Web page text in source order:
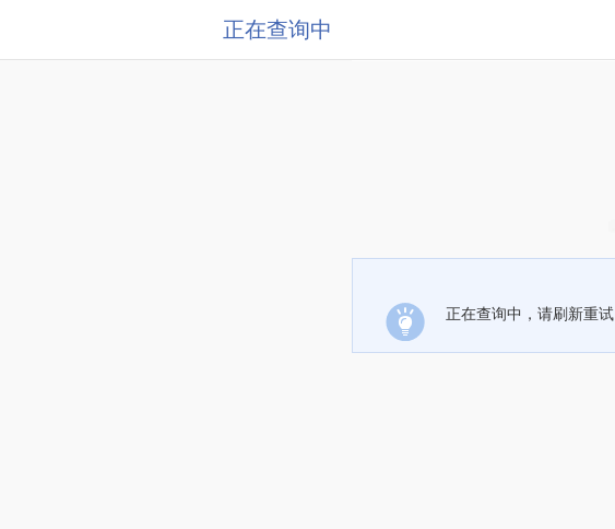
正在查询中
正在查询中，请刷新重试